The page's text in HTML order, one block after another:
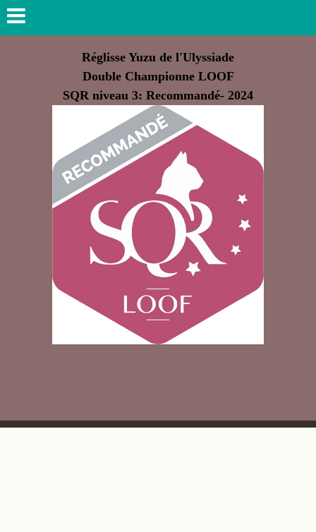
Réglisse Yuzu de l'Ulyssiade
Double Championne LOOF
SQR niveau 3: Recommandé- 2024